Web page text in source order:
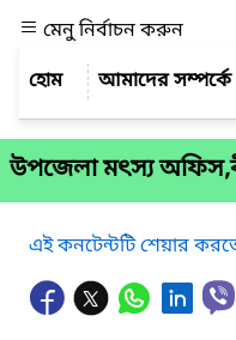
মেনু নির্বাচন করুন
আমাদের সম্পর্কে
উপজেলা মৎস্য
এই কনটেন্টটি শেয়ার